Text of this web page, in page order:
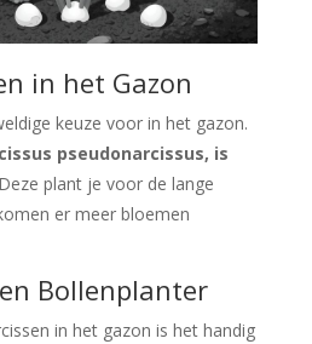
in het Gazon
keuze voor in het gazon.
pseudonarcissus, is
Deze plant je voor de lange
er meer bloemen
Bollenplanter
in het gazon is het handig